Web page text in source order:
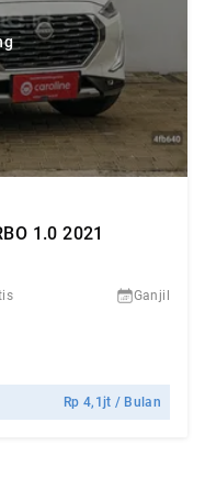
1.0 2021
Ganjil
Rp4,1jt / Bulan